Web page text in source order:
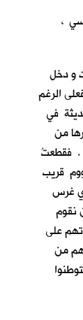
،
و دخل
الرغم
في
من
. فقطعتُ
قريب
غرس
نقوم
على
من